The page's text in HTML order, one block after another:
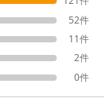
52件
11件
2件
0件